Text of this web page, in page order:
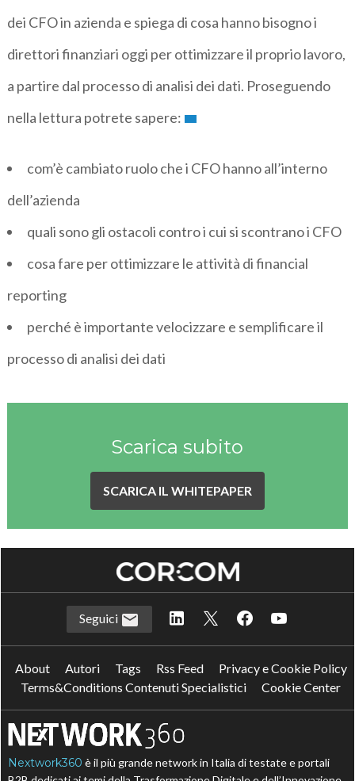
dei CFO in azienda e spiega di cosa hanno bisogno i
direttori finanziari oggi per ottimizzare il proprio lavoro,
a partire dal processo di analisi dei dati. Proseguendo
nella lettura potrete sapere:
com’è cambiato ruolo che i CFO hanno all’interno
dell’azienda
quali sono gli ostacoli contro i cui si scontrano i CFO
cosa fare per ottimizzare le attività di financial
reporting
perché è importante velocizzare e semplificare il
processo di analisi dei dati
Scarica subito
SCARICA IL WHITEPAPER
Seguici
About Autori Tags Rss Feed
Privacy e Cookie Policy
Terms&Conditions Contenuti Specialistici
Cookie Center
Nextwork360 è il più grande network in Italia di testate e portali